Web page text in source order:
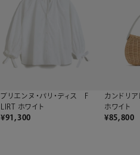
ブリエンヌ・パリ・ディス F
LIRT ホワイト
¥91,300
カンドリ
ホワイト
¥85,800